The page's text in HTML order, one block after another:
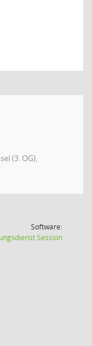
(3. OG),
Software:
Session(Wird in